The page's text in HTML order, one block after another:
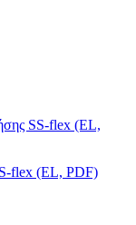
flex (EL, PDF)